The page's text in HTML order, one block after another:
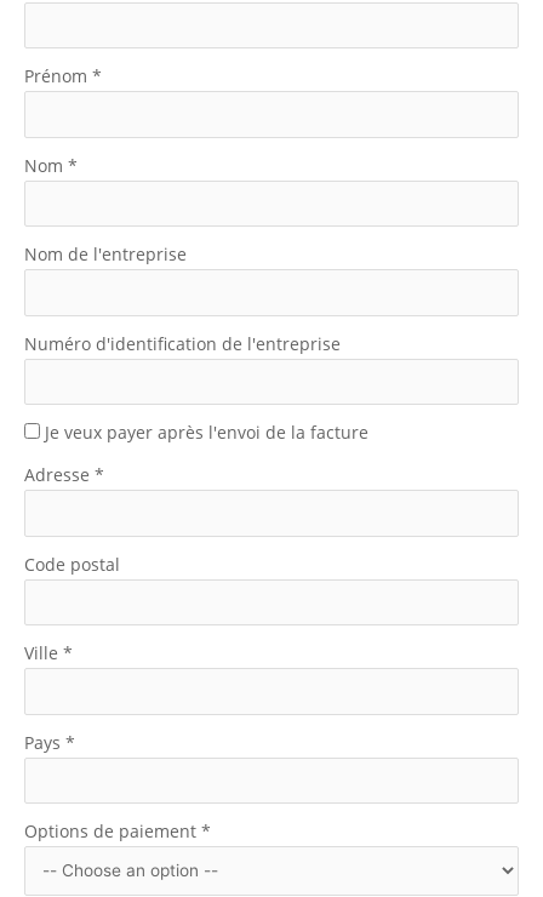
Prénom *
Nom *
Nom de l'entreprise
Numéro d'identification de l'entreprise
Je veux payer après l'envoi de la facture
Adresse *
Code postal
Ville *
Pays *
Options de paiement *